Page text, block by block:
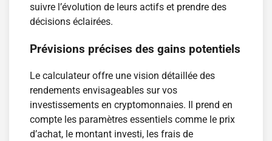
suivre l’évolution de leurs actifs et prendre des
décisions éclairées.
Prévisions précises des gains potentiels
Le calculateur offre une vision détaillée des
rendements envisageables sur vos
investissements en cryptomonnaies. Il prend en
compte les paramètres essentiels comme le prix
d’achat, le montant investi, les frais de